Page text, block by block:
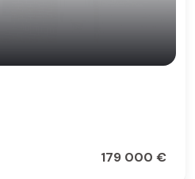
179 000 €